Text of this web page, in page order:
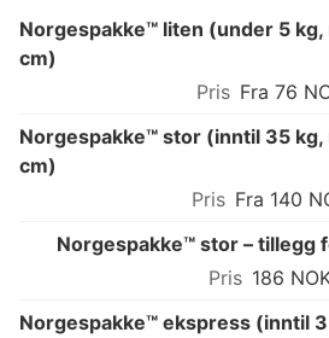
Norgespakke™ liten (under 5
cm)
Fra 76
Norgespakke™ stor (inntil 35
cm)
Fra 140
Norgespakke™ stor – tillegg
186
Norgespakke™ ekspress (inntil